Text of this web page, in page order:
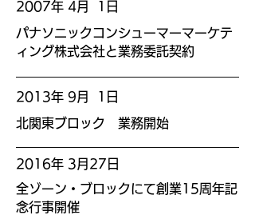
2007年 4月 1日
パナソニックコンシューマーマーケテ
ィング株式会社と業務委託契約
2013年 9月 1日
北関東ブロック 業務開始
2016年 3月27日
全ゾーン・ブロックにて創業15周年記
念行事開催